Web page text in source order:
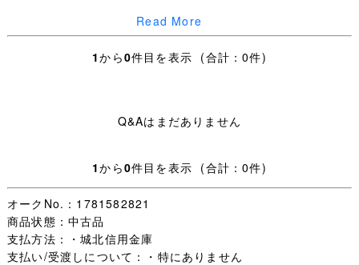
皆様の入札を心よりお待ちしております！
サイズ / Ｓサイズ
実寸サイズ/ 着丈約６３cm、身幅約４８cm、肩幅約３７
cm、袖丈約２０．５cm
状態 / 特に問題なく着用可能です。
Read More
1から0件目を表示 (合計：0件)
Q&Aはまだありません
1から0件目を表示 (合計：0件)
オークNo.：1781582821
商品状態：中古品
支払方法：・城北信用金庫
支払い/受渡しについて：・特にありません